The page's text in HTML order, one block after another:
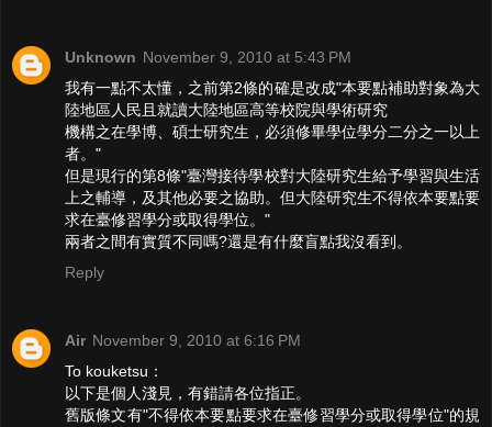
Unknown November 9, 2010 at 5:43 PM
我有一點不太懂，之前第2條的確是改成"本要點補助對象為大
陸地區人民且就讀大陸地區高等校院與學術研究
機構之在學博、碩士研究生，必須修畢學位學分二分之一以上
者。"
但是現行的第8條"臺灣接待學校對大陸研究生給予學習與生活
上之輔導，及其他必要之協助。但大陸研究生不得依本要點要
求在臺修習學分或取得學位。"
兩者之間有實質不同嗎?還是有什麼盲點我沒看到。
Reply
Air November 9, 2010 at 6:16 PM
To kouketsu：
以下是個人淺見，有錯請各位指正。
舊版條文有"不得依本要點要求在臺修習學分或取得學位"的規